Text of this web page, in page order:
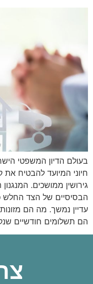
בעולם הדיון המשפטי
חיוני המיועד להבטיח את
גירושין ממושכים.
הבסיסיים של הצד החלש
עדיין נמשך. מה הם
הם תשלומים חודשיים